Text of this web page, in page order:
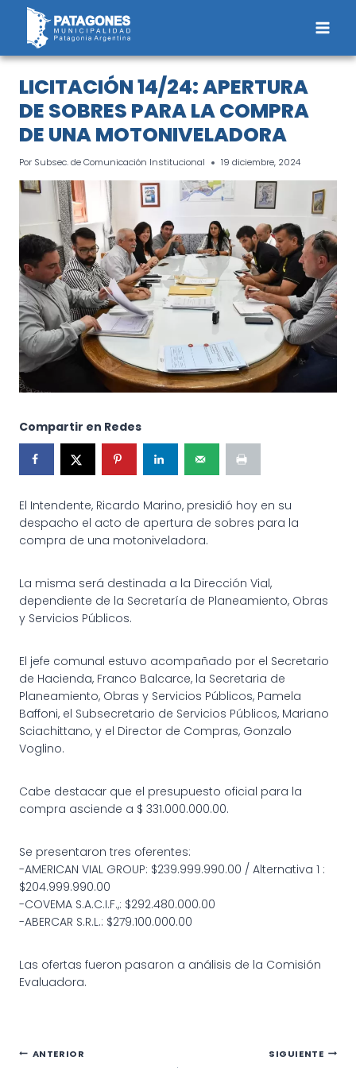
Saltar
contenido
LICITACIÓN 14/24: APERTURA
DE SOBRES PARA LA COMPRA
DE UNA MOTONIVELADORA
Por Subsec. de Comunicación Institucional 19 diciembre, 2024
Compartir en Redes
El Intendente, Ricardo Marino, presidió hoy en su
despacho el acto de apertura de sobres para la
compra de una motoniveladora.
La misma será destinada a la Dirección Vial,
dependiente de la Secretaría de Planeamiento, Obras
y Servicios Públicos.
El jefe comunal estuvo acompañado por el Secretario
de Hacienda, Franco Balcarce, la Secretaria de
Planeamiento, Obras y Servicios Públicos, Pamela
Baffoni, el Subsecretario de Servicios Públicos, Mariano
Sciachittano, y el Director de Compras, Gonzalo
Voglino.
Cabe destacar que el presupuesto oficial para la
compra asciende a $ 331.000.000.00.
Se presentaron tres oferentes:
-AMERICAN VIAL GROUP: $239.999.990.00 / Alternativa 1 :
$204.999.990.00
-COVEMA S.A.C.I.F.,: $292.480.000.00
-ABERCAR S.R.L.: $279.100.000.00
Las ofertas fueron pasaron a análisis de la Comisión
Evaluadora.
Navegación
ANTERIOR SIGUIENTE